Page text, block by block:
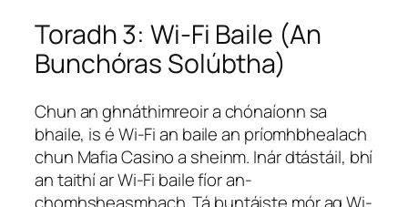
Toradh 3: Wi-Fi Baile (An
Bunchóras Solúbtha)
Chun an ghnáthimreoir a chónaíonn sa
bhaile, is é Wi-Fi an baile an príomhbhealach
chun Mafia Casino a sheinm. Inár dtástáil, bhí
an taithí ar Wi-Fi baile fíor an-
chomhsheasmhach. Tá buntáiste mór ag Wi-